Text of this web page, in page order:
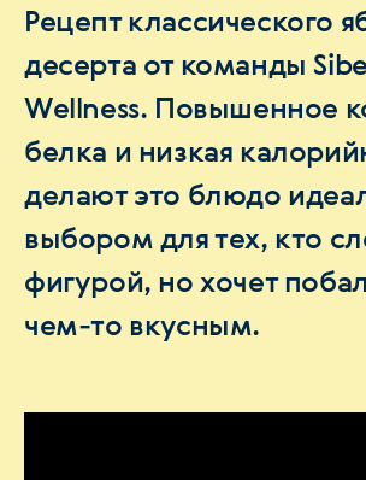
Рецепт классического
десерта от команды
Wellness. Повышенное
белка и низкая
делают это блюдо
выбором для тех, кто
фигурой, но хочет
чем-то вкусным.